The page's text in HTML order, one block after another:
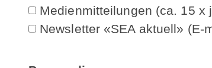
Medienmitteilungen (ca. 15 x
Newsletter «SEA aktuell» (E-